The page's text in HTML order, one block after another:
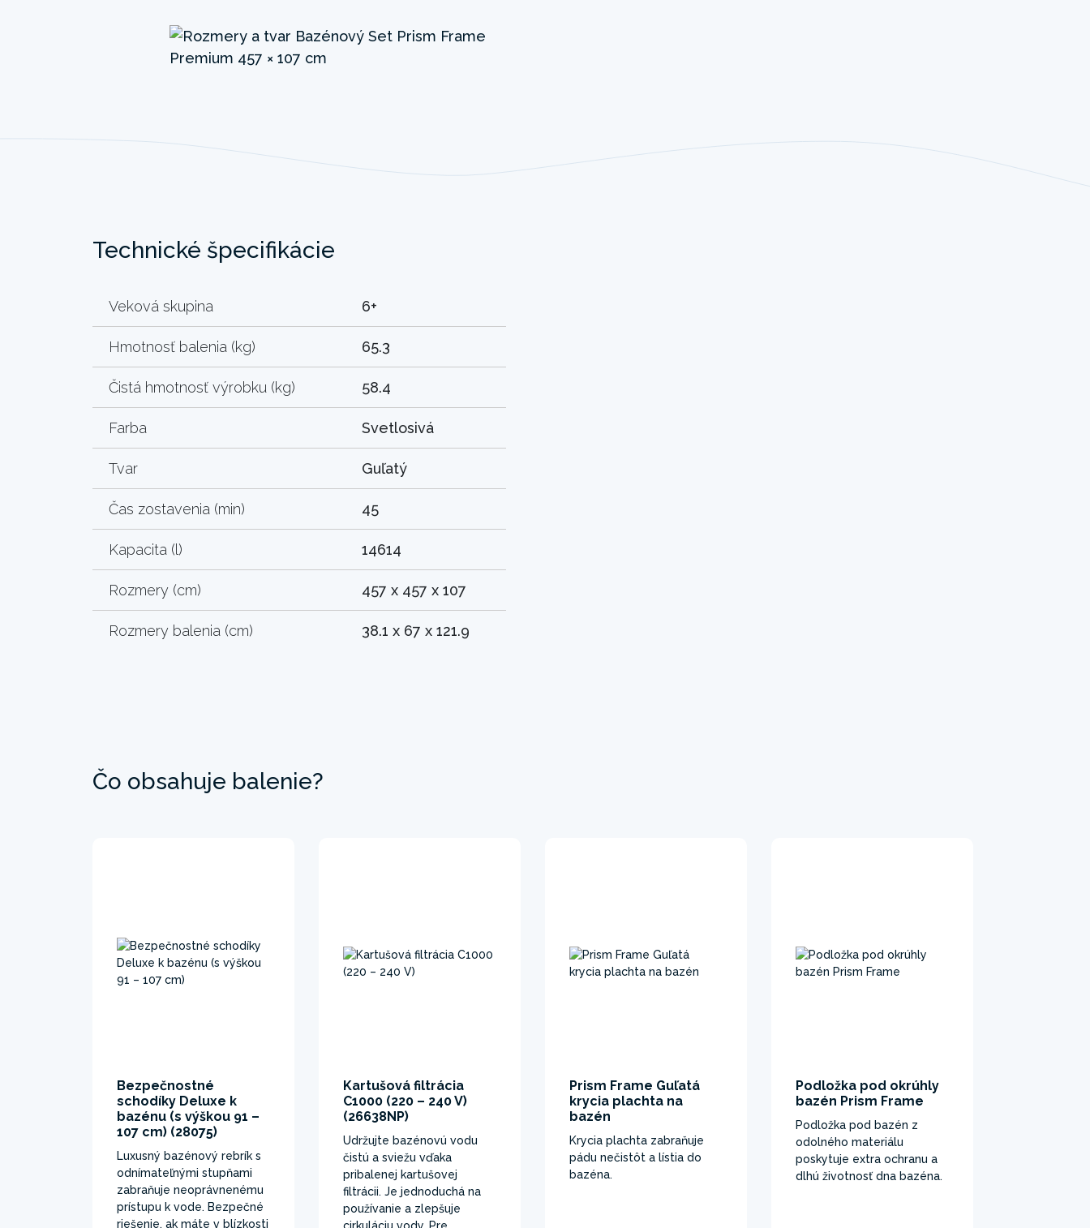
Technické špecifikácie
Veková skupina 6+
Hmotnosť balenia (kg) 65.3
Čistá hmotnosť výrobku (kg) 58.4
Farba Svetlosivá
Tvar Guľatý
Čas zostavenia (min) 45
Kapacita (l) 14614
Rozmery (cm) 457 x 457 x 107
Rozmery balenia (cm) 38.1 x 67 x 121.9
Čo obsahuje balenie?
Bezpečnostné
schodíky Deluxe k
bazénu (s výškou 91 –
107 cm) (28075)
Luxusný bazénový rebrík s
odnímateľnými stupňami
zabraňuje neoprávnenému
prístupu k vode. Bezpečné
riešenie, ak máte v blízkosti
Kartušová filtrácia
C1000 (220 – 240 V)
(26638NP)
Udržujte bazénovú vodu
čistú a sviežu vďaka
pribalenej kartušovej
filtrácii. Je jednoduchá na
používanie a zlepšuje
Prism Frame Guľatá
krycia plachta na
bazén
Krycia plachta zabraňuje
pádu nečistôt a lístia do
bazéna.
Podložka pod okrúhly
bazén Prism Frame
Podložka pod bazén z
odolného materiálu
poskytuje extra ochranu a
dlhú životnosť dna bazéna.